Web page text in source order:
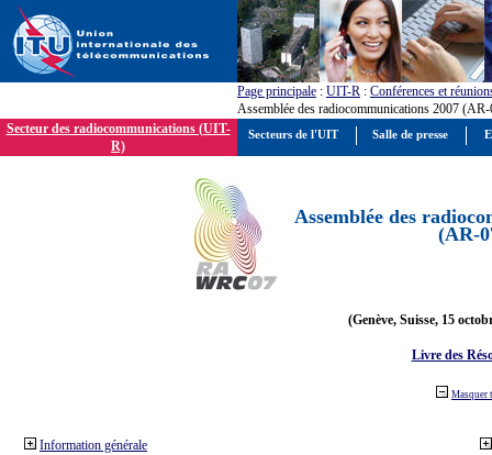
Page principale : UIT-R : Conférences et
Assemblée des radiocommunications 2007
Secteur des radiocommunications (UIT-
R)
Assemblée des
(AR-
(Genève, Suisse, 15
Livre des
Masquer
Information générale
Secteurs de l'UIT Salle de presse